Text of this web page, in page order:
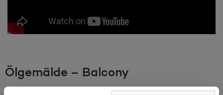
Ölgemälde – Balcony